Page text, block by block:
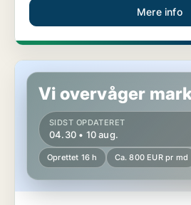
Mere info
Kontor i Bruckneudorf, Burgenland
Vi overvåger
SIDST OPDATERET
04.30 • 10 aug.
Oprettet 16 h Ca. 800 EUR pr md